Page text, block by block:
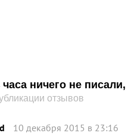
часа ничего не
отзывов
10 декабря 2015 в 23:16